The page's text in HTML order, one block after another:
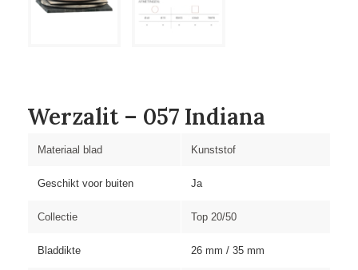
Werzalit – 057 Indiana
Materiaal blad Kunststof
Geschikt voor buiten Ja
Collectie Top 20/50
Bladdikte 26 mm / 35 mm